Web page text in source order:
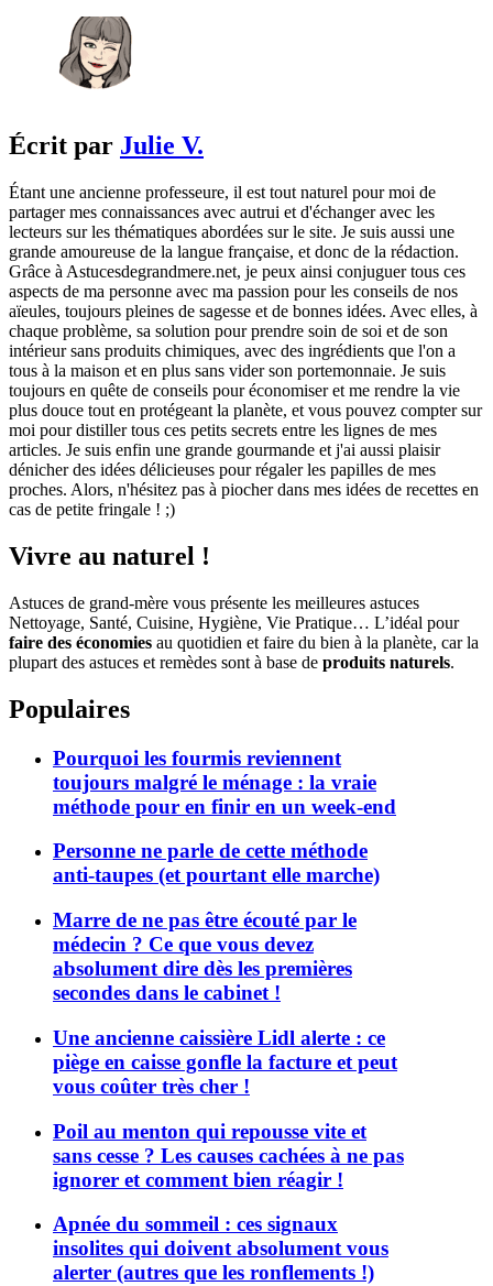
Écrit par Julie V.
Étant une ancienne professeure, il est tout naturel pour moi de
partager mes connaissances avec autrui et d'échanger avec les
lecteurs sur les thématiques abordées sur le site. Je suis aussi une
grande amoureuse de la langue française, et donc de la rédaction.
Grâce à Astucesdegrandmere.net, je peux ainsi conjuguer tous ces
aspects de ma personne avec ma passion pour les conseils de nos
aïeules, toujours pleines de sagesse et de bonnes idées. Avec elles, à
chaque problème, sa solution pour prendre soin de soi et de son
intérieur sans produits chimiques, avec des ingrédients que l'on a
tous à la maison et en plus sans vider son portemonnaie. Je suis
toujours en quête de conseils pour économiser et me rendre la vie
plus douce tout en protégeant la planète, et vous pouvez compter sur
moi pour distiller tous ces petits secrets entre les lignes de mes
articles. Je suis enfin une grande gourmande et j'ai aussi plaisir
dénicher des idées délicieuses pour régaler les papilles de mes
proches. Alors, n'hésitez pas à piocher dans mes idées de recettes en
cas de petite fringale ! ;)
Vivre au naturel !
Astuces de grand-mère vous présente les meilleures astuces
Nettoyage, Santé, Cuisine, Hygiène, Vie Pratique… L’idéal pour
faire des économies au quotidien et faire du bien à la planète, car la
plupart des astuces et remèdes sont à base de produits naturels.
Populaires
Pourquoi les fourmis reviennent
toujours malgré le ménage : la vraie
méthode pour en finir en un week-end
Personne ne parle de cette méthode
anti-taupes (et pourtant elle marche)
Marre de ne pas être écouté par le
médecin ? Ce que vous devez
absolument dire dès les premières
secondes dans le cabinet !
Une ancienne caissière Lidl alerte : ce
piège en caisse gonfle la facture et peut
vous coûter très cher !
Poil au menton qui repousse vite et
sans cesse ? Les causes cachées à ne pas
ignorer et comment bien réagir !
Apnée du sommeil : ces signaux
insolites qui doivent absolument vous
alerter (autres que les ronflements !)